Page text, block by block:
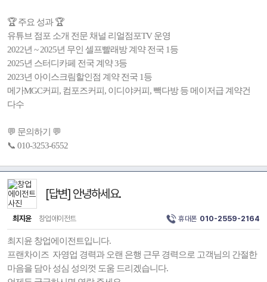
🏆 주요 성과 🏆
유튜브 점포 소개 전문 채널 리얼점포TV 운영
2022년 ~ 2025년 무인 셀프빨래방 계약 전국 1등
2025년 스터디카페 전국 계약 3등
2023년 아이스크림할인점 계약 전국 1등
메가MGC커피, 컴포즈커피, 이디야커피, 빽다방 등 메이저급 계약건
다수
💬 문의하기 💬
📞 010-3253-6552
[답변] 안녕하세요.
최지윤 창업에이전트 휴대폰 010-2559-2164
최지윤 창업에이전트입니다.
프랜차이즈 자영업 경력과 오랜 은행 근무 경력으로 고객님의 간절한
마음을 담아 성심 성의껏 도움 드리겠습니다.